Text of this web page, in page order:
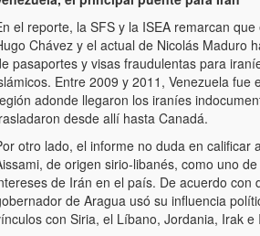
el reporte, la SFS y la ISEA remarcan
Chávez y el actual de Nicolás Maduro
pasaportes y visas fraudulentas para
Entre 2009 y 2011, Venezuela fue
adonde llegaron los iraníes
desde allí hasta Canadá.
otro lado, el informe no duda en calificar
de origen sirio-libanés, como uno
de Irán en el país. De acuerdo con
de Aragua usó su influencia
con Siria, el Líbano, Jordania, Irak e